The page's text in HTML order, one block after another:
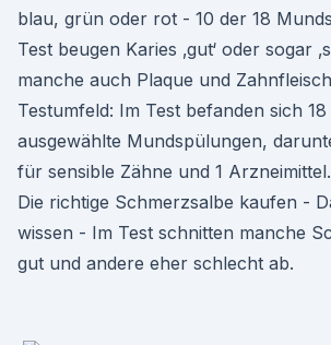
blau, grün oder rot - 10 der 18
Test beugen Karies ‚gut‘ oder sogar
manche auch Plaque und
Testumfeld: Im Test befanden sich
ausgewählte Mundspülungen,
für sensible Zähne und 1
Die richtige Schmerzsalbe kaufen -
wissen - Im Test schnitten manche
gut und andere eher schlecht ab.